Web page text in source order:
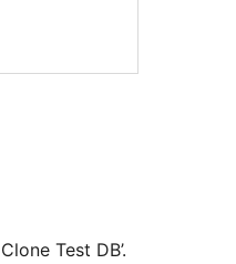
Test DB’.